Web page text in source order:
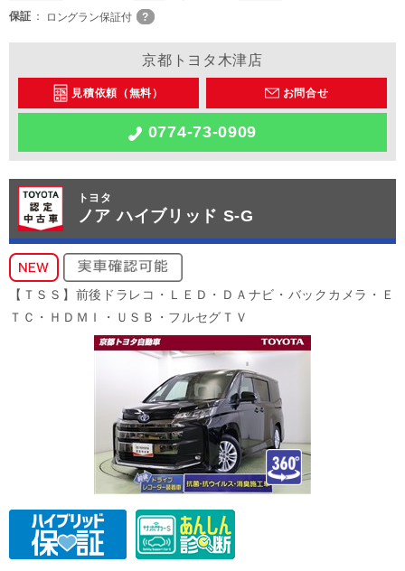
保証
ロングラン保証付
京都トヨタ木津店
見積依頼（無料） お問合せ
0774-73-0909
トヨタ
ノア ハイブリッド S-G
【ＴＳＳ】前後ドラレコ・ＬＥＤ・ＤＡナビ・バックカメラ・Ｅ
ＴＣ・ＨＤＭＩ・ＵＳＢ・フルセグＴＶ